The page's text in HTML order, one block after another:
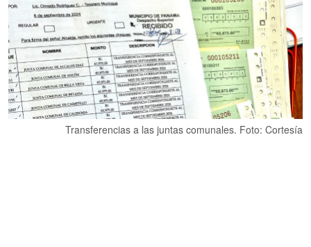
Transferencias a las juntas comunales. Foto: Cortesía